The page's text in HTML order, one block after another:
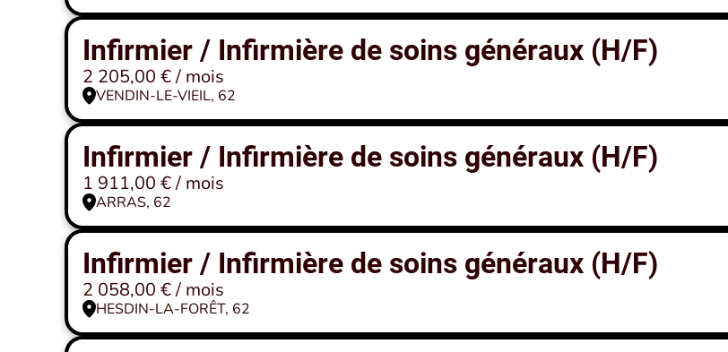
Infirmier / Infirmière de soins généraux (H/F)
2 205,00 € / mois
VENDIN-LE-VIEIL, 62
Infirmier / Infirmière de soins généraux (H/F)
1 911,00 € / mois
ARRAS, 62
Infirmier / Infirmière de soins généraux (H/F)
2 058,00 € / mois
HESDIN-LA-FORÊT, 62